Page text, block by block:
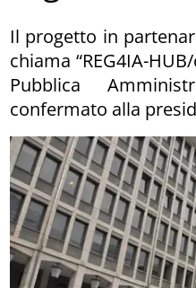
Il progetto in
chiama “REG4IA-
Pubblica
confermato alla